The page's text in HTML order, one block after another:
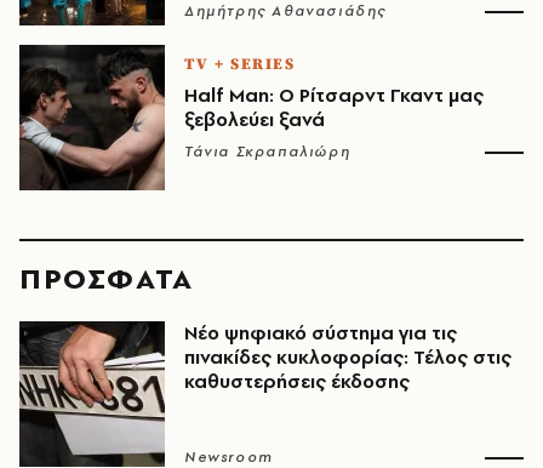
Δημήτρης Αθανασιάδης
TV + SERIES
Half Man: Ο Ρίτσαρντ Γκαντ μας
ξεβολεύει ξανά
Τάνια Σκραπαλιώρη
ΠΡΟΣΦΑΤΑ
Νέο ψηφιακό σύστημα για τις
πινακίδες κυκλοφορίας: Τέλος στις
καθυστερήσεις έκδοσης
Newsroom